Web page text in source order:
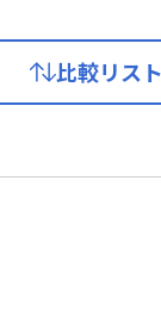
比較リス